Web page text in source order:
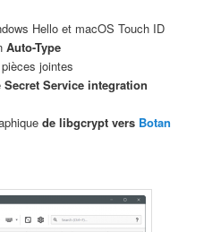
Hello et macOS Touch ID
Auto-Type
jointes
Secret Service integration
de libgcrypt vers Botan